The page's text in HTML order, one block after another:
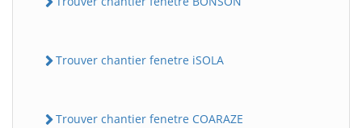
Trouver chantier fenetre iSOLA
Trouver chantier fenetre COARAZE